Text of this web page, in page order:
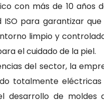
con más de 10 años
para garantizar
limpio y
el cuidado de la piel.
del sector, la
totalmente
de moldes